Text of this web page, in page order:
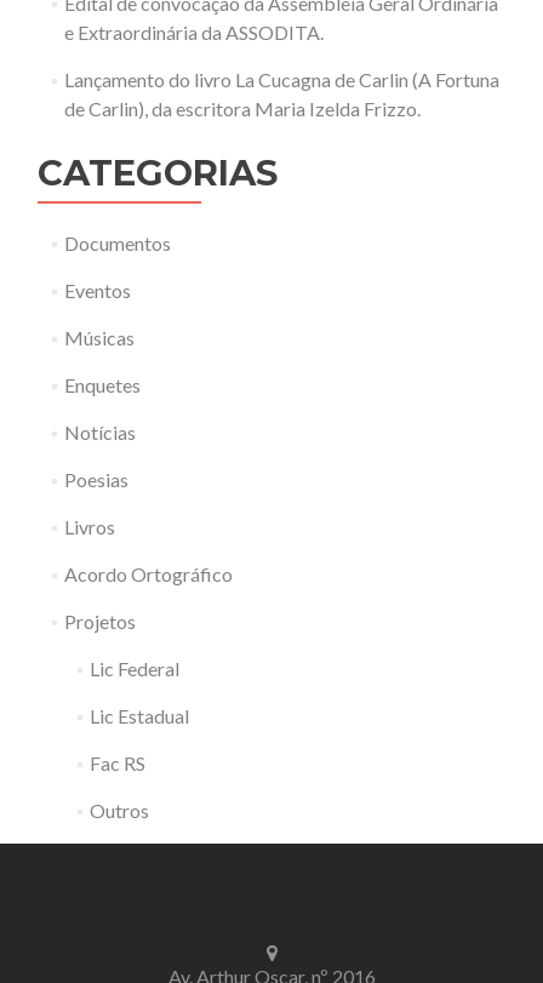
e Extraordinária da ASSODITA.
Lançamento do livro La Cucagna de Carlin (A Fortuna
de Carlin), da escritora Maria Izelda Frizzo.
CATEGORIAS
Documentos
Eventos
Músicas
Enquetes
Notícias
Poesias
Livros
Acordo Ortográfico
Projetos
Lic Federal
Lic Estadual
Fac RS
Outros
Av. Arthur Oscar, nº 2016